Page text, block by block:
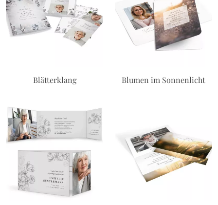
Blätterklang Blumen im Sonnenlicht